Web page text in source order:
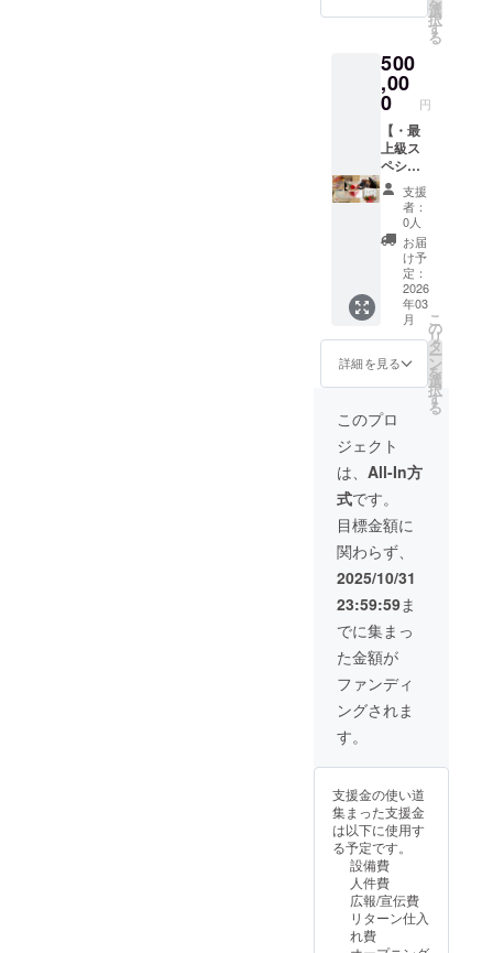
セッ
ト/1万
のお届
け ■令
和8年12
月頃に
お歳暮
(1万円
相当)■
(胡蝶蘭
orブリ
ザード
フラ
ワーor
オリジ
ナルア
ロマオ
イル＆
スプ
レーの
セッ
ト/1万
円相当)
のお届
け。 ■
令和9年
1月 新
年のご
挨拶動
画メッ
セージ
(10分)
をお届
け。 ※
画像は
イメー
ジで
す。 ※
胡蝶蘭
は白色
となり
※ブリ
ザード
フラ
ワーの
お花の
種類は
ご指定
不可と
スプ
レー等
ジナル
セット)
のお届
け。 ■
令和8年
7月のお
中元(2
万円相
当)■ (胡
蝶蘭or
ブリ
ザード
フラ
ワーor
オリジ
ナルア
ロマオ
イル＆
スプ
レー等
のセッ
ト)のお
届け。
■令和8
年12月
頃のお
歳暮(2
万円相
当)■ (胡
蝶蘭or
ブリ
ザード
フラ
ワーor
オリジ
ナルア
ロマオ
イル＆
セット)
け。 ■
令和9年
の新年
のご挨
拶動画
メッ
セージ
(10分)
に初め
て迎え
生日の
贈り物
(3万円
相当) ①
メッ
セージ
カード
②ブリ
ザード
フラ
ワー(カ
ラーの
指定は
可能で
す。花
の指定
は不可
となり
ます。)
③オリ
ジナル
リラッ
クス
セット
(アロマ
オイル
10ml・
アロマ
スプ
レー
50ml等)
■令和8
年7月頃
にお中
元のお
届け(3
万円相
当) ①
カード
ザード
フラ
ワー(お
花の指
定不可)
③オリ
ジナル
肌掛け
選
択
す
る
500
,00
0 円
【・最
上級ス
ペシャ
ルコー
スのお
け・】
■開店月
に動画
メッ
セージ
(30分)
の配信
■開店翌
月以降
に初め
て迎え
るお誕
生日の
贈り物
(5万円
相当) ①
メッ
セージ
カード
②ブリ
ザード
フラ
ワー(カ
ラーの
指定は
可能で
す。花
の指定
ます。)
ジナル
リラッ
クス
セット
(アロマ
オイル
10ml・
アロマ
支援
者：
0人
お届
け予
定：
2026
年03
月
詳細を見る
こ
の
リ
タ
ー
ン
を
選
択
す
る
このプロ
ジェクト
は、 All-In方
式です。
目標金額に
関わらず、
2025/10/31
23:59:59ま
でに集まっ
た金額が
ファンディ
ングされま
す。
支援金の使い道
集まった支援金
は以下に使用す
る予定です。
設備費
人件費
広報/宣伝費
リターン仕入
れ費